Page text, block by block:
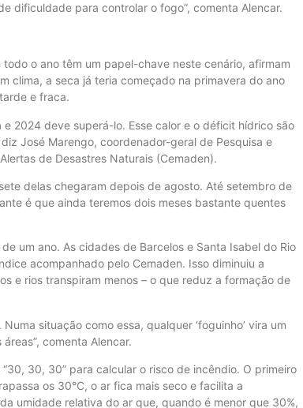
dificuldade para controlar o fogo”, comenta Alencar.
o ano têm um papel-chave neste cenário, afirmam
clima, a seca já teria começado na primavera do ano
e fraca.
2024 deve superá-lo. Esse calor e o déficit hídrico são
José Marengo, coordenador-geral de Pesquisa e
de Desastres Naturais (Cemaden).
delas chegaram depois de agosto. Até setembro de
é que ainda teremos dois meses bastante quentes
um ano. As cidades de Barcelos e Santa Isabel do Rio
acompanhado pelo Cemaden. Isso diminuiu a
e rios transpiram menos – o que reduz a formação de
situação como essa, qualquer ‘foguinho’ vira um
comenta Alencar.
30, 30” para calcular o risco de incêndio. O primeiro
os 30°C, o ar fica mais seco e facilita a
umidade relativa do ar que, quando é menor que 30%,